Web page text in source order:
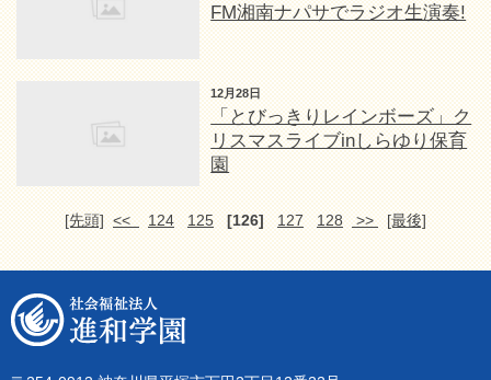
FM湘南ナパサでラジオ生演奏!
12月28日
「とびっきりレインボーズ」ク
リスマスライブinしらゆり保育
園
[先頭] << 124 125 [126] 127 128 >> [最後]